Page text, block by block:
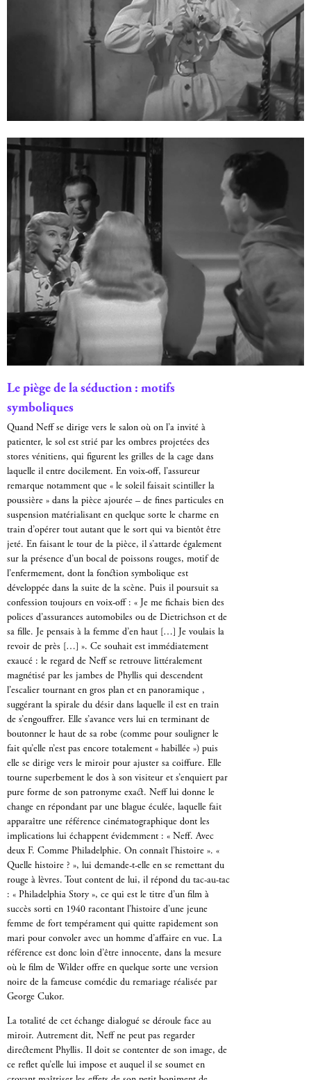
Le piège de la séduction : motifs
symboliques
Quand Neff se dirige vers le salon où on l’a invité à
patienter, le sol est strié par les ombres projetées des
stores vénitiens, qui figurent les grilles de la cage dans
laquelle il entre docilement. En voix-off, l’assureur
remarque notamment que « le soleil faisait scintiller la
poussière » dans la pièce ajourée – de fines particules en
suspension matérialisant en quelque sorte le charme en
train d’opérer tout autant que le sort qui va bientôt être
jeté. En faisant le tour de la pièce, il s’attarde également
sur la présence d’un bocal de poissons rouges, motif de
l’enfermement, dont la fonction symbolique est
développée dans la suite de la scène. Puis il poursuit sa
confession toujours en voix-off : « Je me fichais bien des
polices d’assurances automobiles ou de Dietrichson et de
sa fille. Je pensais à la femme d’en haut […] Je voulais la
revoir de près […] ». Ce souhait est immédiatement
exaucé : le regard de Neff se retrouve littéralement
magnétisé par les jambes de Phyllis qui descendent
l’escalier tournant en gros plan et en panoramique ,
suggérant la spirale du désir dans laquelle il est en train
de s’engouffrer. Elle s’avance vers lui en terminant de
boutonner le haut de sa robe (comme pour souligner le
fait qu’elle n’est pas encore totalement « habillée ») puis
elle se dirige vers le miroir pour ajuster sa coiffure. Elle
tourne superbement le dos à son visiteur et s’enquiert par
pure forme de son patronyme exact. Neff lui donne le
change en répondant par une blague éculée, laquelle fait
apparaître une référence cinématographique dont les
implications lui échappent évidemment : « Neff. Avec
deux F. Comme Philadelphie. On connaît l’histoire ». «
Quelle histoire ? », lui demande-t-elle en se remettant du
rouge à lèvres. Tout content de lui, il répond du tac-au-tac
: « Philadelphia Story », ce qui est le titre d’un film à
succès sorti en 1940 racontant l’histoire d’une jeune
femme de fort tempérament qui quitte rapidement son
mari pour convoler avec un homme d’affaire en vue. La
référence est donc loin d’être innocente, dans la mesure
où le film de Wilder offre en quelque sorte une version
noire de la fameuse comédie du remariage réalisée par
George Cukor.
La totalité de cet échange dialogué se déroule face au
miroir. Autrement dit, Neff ne peut pas regarder
directement Phyllis. Il doit se contenter de son image, de
ce reflet qu’elle lui impose et auquel il se soumet en